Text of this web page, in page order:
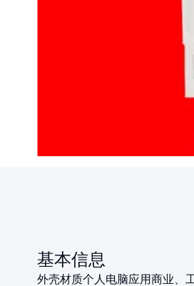
基本信息
外壳材质个人电脑应用商业、